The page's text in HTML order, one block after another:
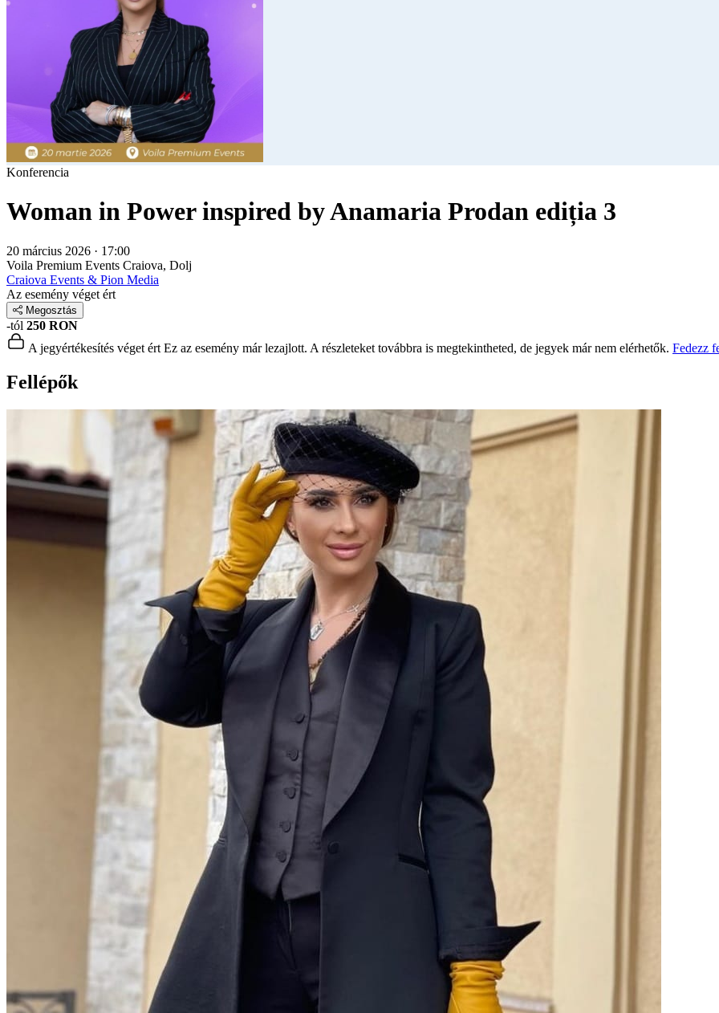
Konferencia
Woman in Power inspired by Anamaria Prodan ediția 3
20 március 2026 · 17:00
Voila Premium Events Craiova, Dolj
Craiova Events & Pion Media
Az esemény véget ért
Megosztás
-tól 250 RON
A jegyértékesítés véget ért Ez az esemény már lezajlott. A részleteket továbbra is megtekintheted, de jegyek már nem elérhetők. Fedezz
Fellépők